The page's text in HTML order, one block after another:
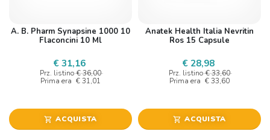
A. B. Pharm Synapsine 1000 10
Flaconcini 10 Ml
€ 31,16
Prz. listino € 36,00
Prima era € 31,01
shopping_cart ACQUISTA
Anatek Health Italia Nevritin
Ros 15 Capsule
€ 28,98
Prz. listino € 33,60
Prima era € 33,60
shopping_cart ACQUISTA